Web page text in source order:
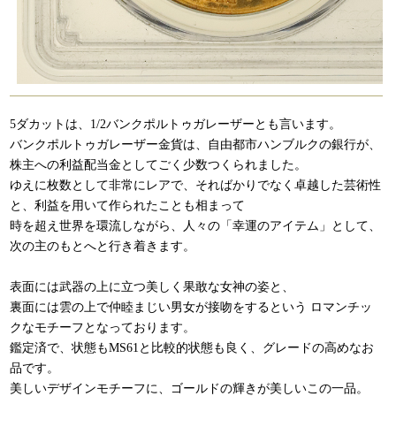
5ダカットは、1/2バンクポルトゥガレーザーとも言います。
バンクポルトゥガレーザー金貨は、自由都市ハンブルクの銀行が、
株主への利益配当金としてごく少数つくられました。
ゆえに枚数として非常にレアで、そればかりでなく卓越した芸術性
と、利益を用いて作られたことも相まって
時を超え世界を環流しながら、人々の「幸運のアイテム」として、
次の主のもとへと行き着きます。
表面には武器の上に立つ美しく果敢な女神の姿と、
裏面には雲の上で仲睦まじい男女が接吻をするという ロマンチッ
クなモチーフとなっております。
鑑定済で、状態もMS61と比較的状態も良く、グレードの高めなお
品です。
美しいデザインモチーフに、ゴールドの輝きが美しいこの一品。